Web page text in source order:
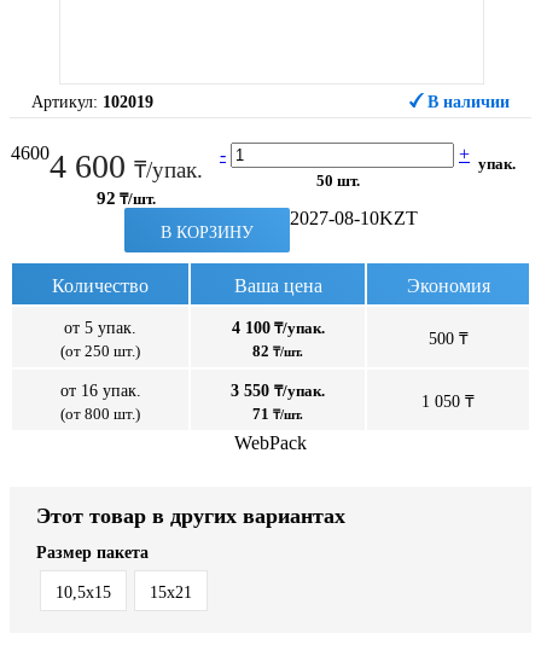
Артикул: 102019 В наличии
46004 600 ₸/упак.
92 ₸/шт.
- +
50 шт.
упак.
В КОРЗИНУ
2027-08-10KZT
Количество Ваша цена Экономия
от 5 упак.
(от 250 шт.)
4 100₸/упак.
82 ₸/шт.
500 ₸
от 16 упак.
(от 800 шт.)
3 550 ₸/упак.
71 ₸/шт.
1 050 ₸
WebPack
Этот товар в других вариантах
Размер пакета
10,5х15 15x21